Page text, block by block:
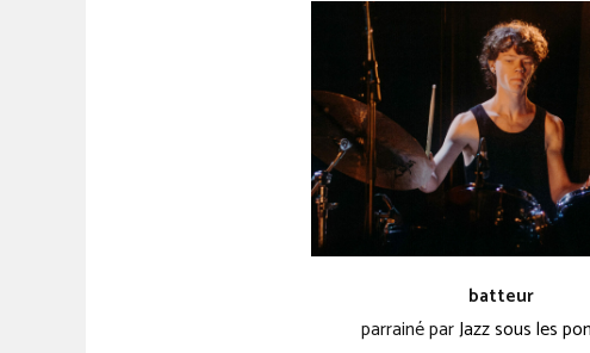
batteur
parrainé parJazz sous les